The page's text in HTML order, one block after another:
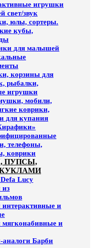
игрушки
свет/звук
юлы, сортеры.
кубы,
для малышей
корзины для
рыбалки,
игрушки
мобили,
коврики,
для купания
телефоны,
коврики
ПУПСЫ,
Lucy
и
и
Барби